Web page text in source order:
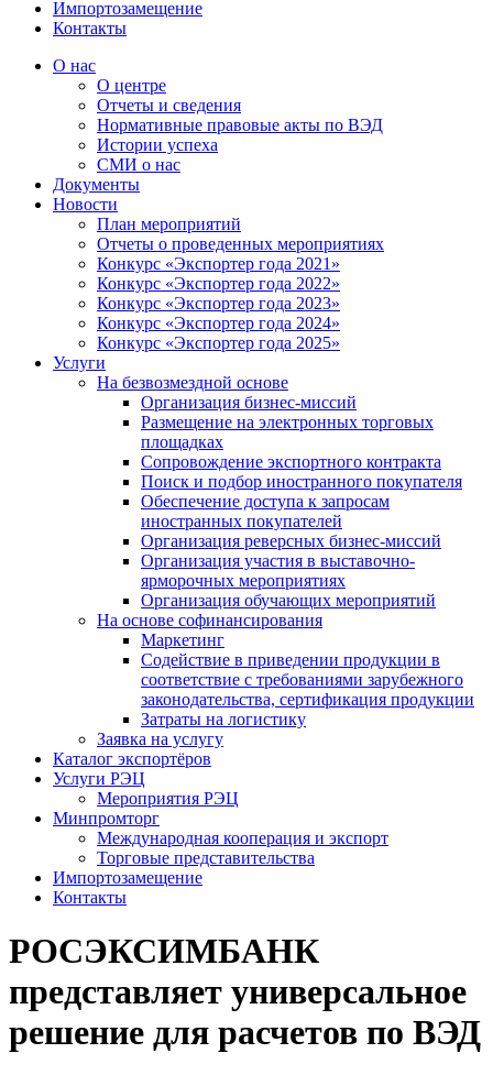
Импортозамещение
Контакты
О нас
О центре
Отчеты и сведения
Нормативные правовые акты по ВЭД
Истории успеха
СМИ о нас
Документы
Новости
План мероприятий
Отчеты о проведенных мероприятиях
Конкурс «Экспортер года 2021»
Конкурс «Экспортер года 2022»
Конкурс «Экспортер года 2023»
Конкурс «Экспортер года 2024»
Конкурс «Экспортер года 2025»
Услуги
На безвозмездной основе
Организация бизнес-миссий
Размещение на электронных торговых
площадках
Сопровождение экспортного контракта
Поиск и подбор иностранного покупателя
Обеспечение доступа к запросам
иностранных покупателей
Организация реверсных бизнес-миссий
Организация участия в выставочно-
ярморочных мероприятиях
Организация обучающих мероприятий
На основе софинансирования
Маркетинг
Содействие в приведении продукции в
соответствие с требованиями зарубежного
законодательства, сертификация продукции
Затраты на логистику
Заявка на услугу
Каталог экспортёров
Услуги РЭЦ
Мероприятия РЭЦ
Минпромторг
Международная кооперация и экспорт
Торговые представительства
Импортозамещение
Контакты
РОСЭКСИМБАНК
представляет универсальное
решение для расчетов по ВЭД